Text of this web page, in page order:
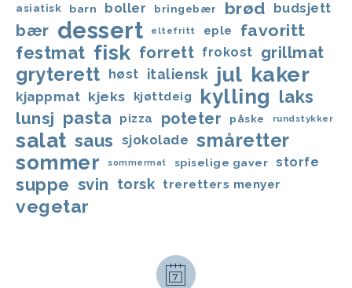
asiatisk barn boller bringebær brød budsjett
bær dessert eltefritt eple favoritt
festmat fisk forrett frokost grillmat
gryterett høst italiensk jul kaker
kjappmat kjeks kjøttdeig kylling laks
lunsj pasta pizza poteter påske rundstykker
salat saus sjokolade småretter
sommer sommermat spiselige gaver storfe
suppe svin torsk treretters menyer
vegetar